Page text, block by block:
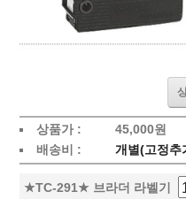
상품가 : 45,000원
배송비 :
개별(고정추
★TC-291★ 브라더 라벨기